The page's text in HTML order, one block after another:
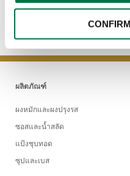
ผลิตภัณฑ์
ผงหมักและผงปรุงรส
ซอสและน้ำสลัด
แป้งชุบทอด
ซุปและเบส